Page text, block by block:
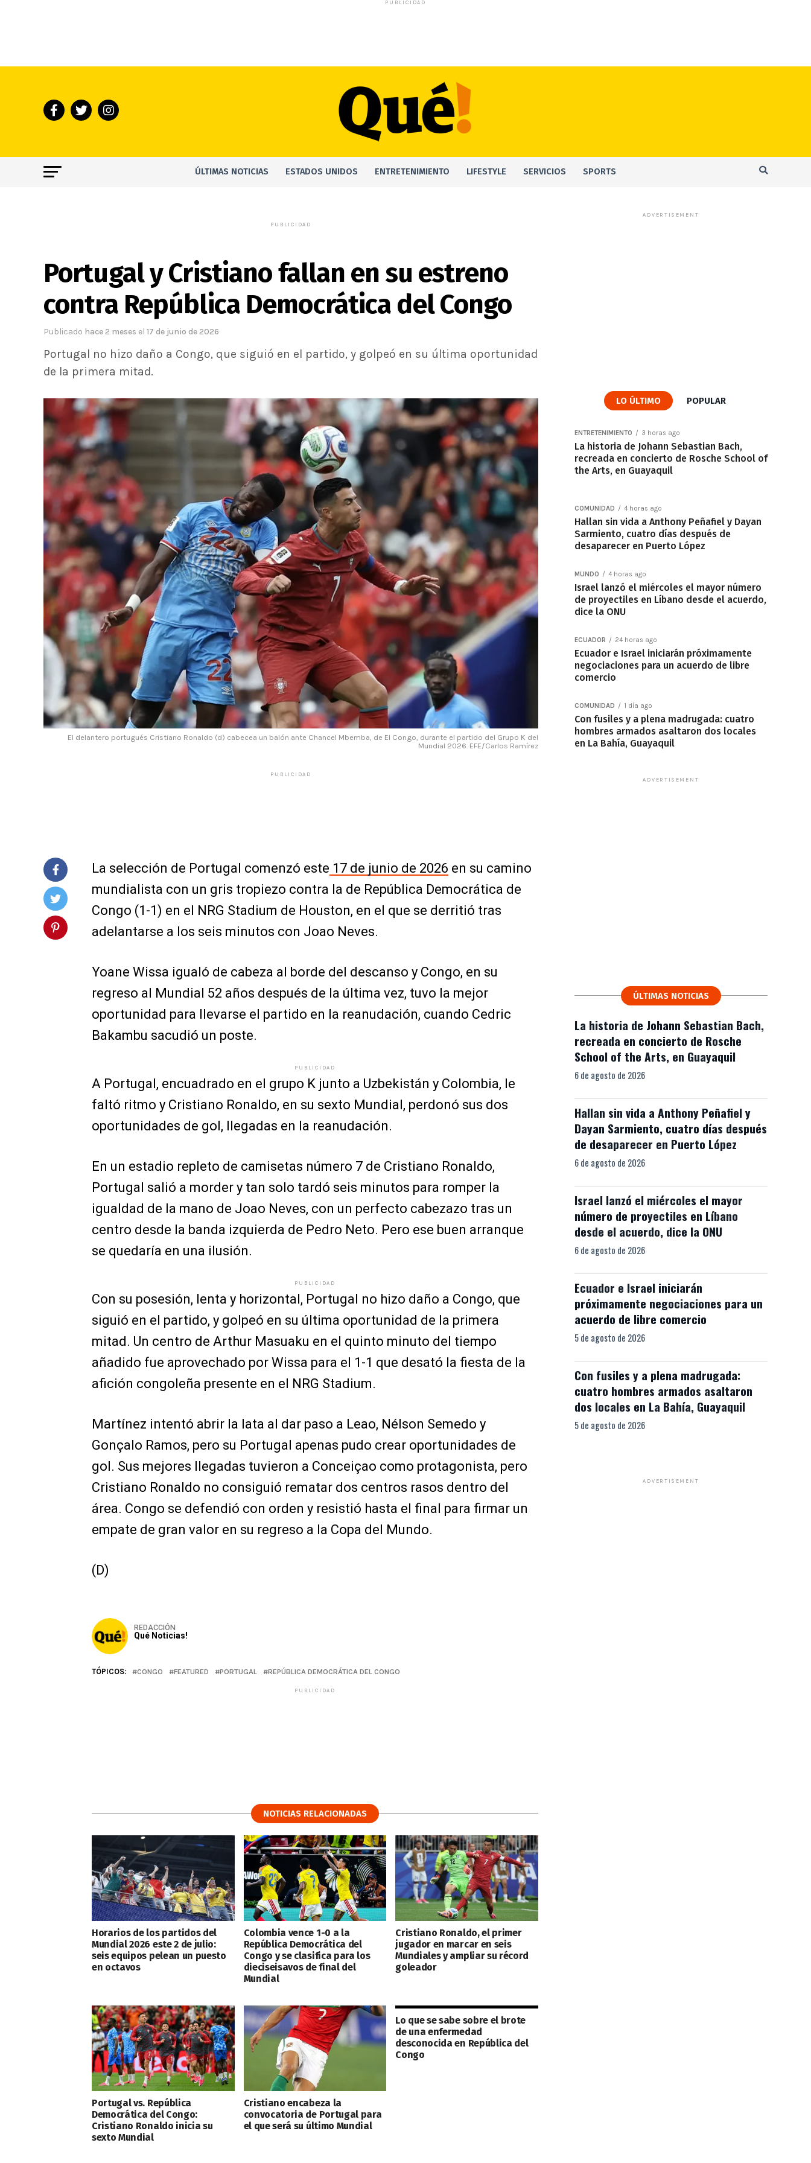
PUBLICIDAD
ÚLTIMAS NOTICIAS ESTADOS UNIDOS ENTRETENIMIENTO LIFESTYLE SERVICIOS SPORTS
PUBLICIDAD
Portugal y Cristiano fallan en su estreno
contra República Democrática del Congo
Publicado hace 2 meses el 17 de junio de 2026
Portugal no hizo daño a Congo, que siguió en el partido, y golpeó en su última oportunidad
de la primera mitad.
El delantero portugués Cristiano Ronaldo (d) cabecea un balón ante Chancel Mbemba, de El Congo, durante el partido del Grupo K del
Mundial 2026. EFE/Carlos Ramírez
PUBLICIDAD
La selección de Portugal comenzó este 17 de junio de 2026 en su camino
mundialista con un gris tropiezo contra la de República Democrática de
Congo (1-1) en el NRG Stadium de Houston, en el que se derritió tras
adelantarse a los seis minutos con Joao Neves.
Yoane Wissa igualó de cabeza al borde del descanso y Congo, en su
regreso al Mundial 52 años después de la última vez, tuvo la mejor
oportunidad para llevarse el partido en la reanudación, cuando Cedric
Bakambu sacudió un poste.
PUBLICIDAD
A Portugal, encuadrado en el grupo K junto a Uzbekistán y Colombia, le
faltó ritmo y Cristiano Ronaldo, en su sexto Mundial, perdonó sus dos
oportunidades de gol, llegadas en la reanudación.
En un estadio repleto de camisetas número 7 de Cristiano Ronaldo,
Portugal salió a morder y tan solo tardó seis minutos para romper la
igualdad de la mano de Joao Neves, con un perfecto cabezazo tras un
centro desde la banda izquierda de Pedro Neto. Pero ese buen arranque
se quedaría en una ilusión.
PUBLICIDAD
Con su posesión, lenta y horizontal, Portugal no hizo daño a Congo, que
siguió en el partido, y golpeó en su última oportunidad de la primera
mitad. Un centro de Arthur Masuaku en el quinto minuto del tiempo
añadido fue aprovechado por Wissa para el 1-1 que desató la fiesta de la
afición congoleña presente en el NRG Stadium.
Martínez intentó abrir la lata al dar paso a Leao, Nélson Semedo y
Gonçalo Ramos, pero su Portugal apenas pudo crear oportunidades de
gol. Sus mejores llegadas tuvieron a Conceiçao como protagonista, pero
Cristiano Ronaldo no consiguió rematar dos centros rasos dentro del
área. Congo se defendió con orden y resistió hasta el final para firmar un
empate de gran valor en su regreso a la Copa del Mundo.
(D)
REDACCIÓN
Qué Noticias!
TÓPICOS: CONGO FEATURED PORTUGAL REPÚBLICA DEMOCRÁTICA DEL CONGO
PUBLICIDAD
NOTICIAS RELACIONADAS
Horarios de los partidos del
Mundial 2026 este 2 de julio:
seis equipos pelean un puesto
en octavos
Colombia vence 1-0 a la
República Democrática del
Congo y se clasifica para los
dieciseisavos de final del
Mundial
Cristiano Ronaldo, el primer
jugador en marcar en seis
Mundiales y ampliar su récord
goleador
Portugal vs. República
Democrática del Congo:
Cristiano Ronaldo inicia su
sexto Mundial
Cristiano encabeza la
convocatoria de Portugal para
el que será su último Mundial
Lo que se sabe sobre el brote
de una enfermedad
desconocida en República del
Congo
ADVERTISEMENT
LO ÚLTIMO POPULAR
ENTRETENIMIENTO 3 horas ago
La historia de Johann Sebastian Bach,
recreada en concierto de Rosche School of
the Arts, en Guayaquil
COMUNIDAD 4 horas ago
Hallan sin vida a Anthony Peñafiel y Dayan
Sarmiento, cuatro días después de
desaparecer en Puerto López
MUNDO 4 horas ago
Israel lanzó el miércoles el mayor número
de proyectiles en Líbano desde el acuerdo,
dice la ONU
ECUADOR 24 horas ago
Ecuador e Israel iniciarán próximamente
negociaciones para un acuerdo de libre
comercio
COMUNIDAD 1 día ago
Con fusiles y a plena madrugada: cuatro
hombres armados asaltaron dos locales
en La Bahía, Guayaquil
ADVERTISEMENT
ÚLTIMAS NOTICIAS
La historia de Johann Sebastian Bach,
recreada en concierto de Rosche
School of the Arts, en Guayaquil
6 de agosto de 2026
Hallan sin vida a Anthony Peñafiel y
Dayan Sarmiento, cuatro días después
de desaparecer en Puerto López
6 de agosto de 2026
Israel lanzó el miércoles el mayor
número de proyectiles en Líbano
desde el acuerdo, dice la ONU
6 de agosto de 2026
Ecuador e Israel iniciarán
próximamente negociaciones para un
acuerdo de libre comercio
5 de agosto de 2026
Con fusiles y a plena madrugada:
cuatro hombres armados asaltaron
dos locales en La Bahía, Guayaquil
5 de agosto de 2026
ADVERTISEMENT